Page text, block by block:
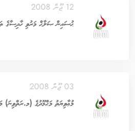
12 ޖޫން 2008
ޙުސައިން ޞަލާޙް މަރުވި ހާދިސާގެ
03 ޖޫން 2008
މުޢާވިޔަތު މަޙްމޫދުގެ (މ.ރަތްވިނަ)